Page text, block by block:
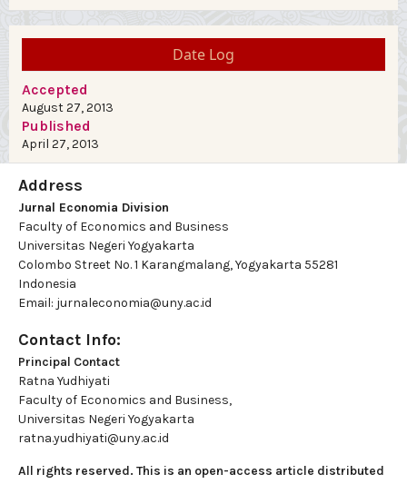
Date Log
Accepted
August 27, 2013
Published
April 27, 2013
Address
Jurnal Economia Division
Faculty of Economics and Business
Universitas Negeri Yogyakarta
Colombo Street No. 1 Karangmalang, Yogyakarta 55281
Indonesia
Email: jurnaleconomia@uny.ac.id
Contact Info:
Principal Contact
Ratna Yudhiyati
Faculty of Economics and Business,
Universitas Negeri Yogyakarta
ratna.yudhiyati@uny.ac.id
All rights reserved. This is an open-access article distributed